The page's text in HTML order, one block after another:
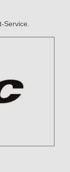
Service.